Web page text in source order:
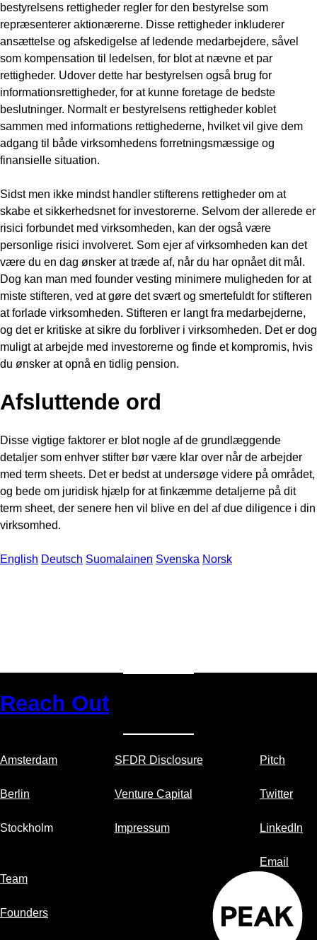
bestyrelsens rettigheder regler for den bestyrelse som
repræsenterer aktionærerne. Disse rettigheder inkluderer
ansættelse og afskedigelse af ledende medarbejdere, såvel
som kompensation til ledelsen, for blot at nævne et par
rettigheder. Udover dette har bestyrelsen også brug for
informationsrettigheder, for at kunne foretage de bedste
beslutninger. Normalt er bestyrelsens rettigheder koblet
sammen med informations rettighederne, hvilket vil give dem
adgang til både virksomhedens forretningsmæssige og
finansielle situation.
Sidst men ikke mindst handler stifterens rettigheder om at
skabe et sikkerhedsnet for investorerne. Selvom der allerede er
risici forbundet med virksomheden, kan der også være
personlige risici involveret. Som ejer af virksomheden kan det
være du en dag ønsker at træde af, når du har opnået dit mål.
Dog kan man med founder vesting minimere muligheden for at
miste stifteren, ved at gøre det svært og smertefuldt for stifteren
at forlade virksomheden. Stifteren er langt fra medarbejderne,
og det er kritiske at sikre du forbliver i virksomheden. Det er dog
muligt at arbejde med investorerne og finde et kompromis, hvis
du ønsker at opnå en tidlig pension.
Afsluttende ord
Disse vigtige faktorer er blot nogle af de grundlæggende
detaljer som enhver stifter bør være klar over når de arbejder
med term sheets. Det er bedst at undersøge videre på området,
og bede om juridisk hjælp for at finkæmme detaljerne på dit
term sheet, der senere hen vil blive en del af due diligence i din
virksomhed.
English Deutsch Suomalainen Svenska Norsk
Reach Out
Amsterdam
Berlin
Stockholm
SFDR Disclosure
Venture Capital
Impressum
Pitch
Twitter
LinkedIn
Email
Team
Founders